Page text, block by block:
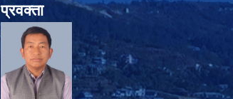
प्रवक्ता